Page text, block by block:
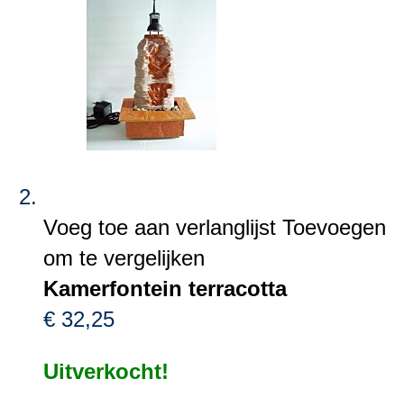
Voeg toe aan verlanglijst Toevoegen
om te vergelijken
Kamerfontein terracotta
€ 32,25
Uitverkocht!